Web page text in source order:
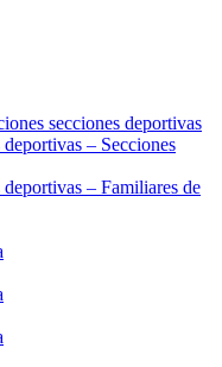
secciones deportivas
– Secciones
– Familiares de